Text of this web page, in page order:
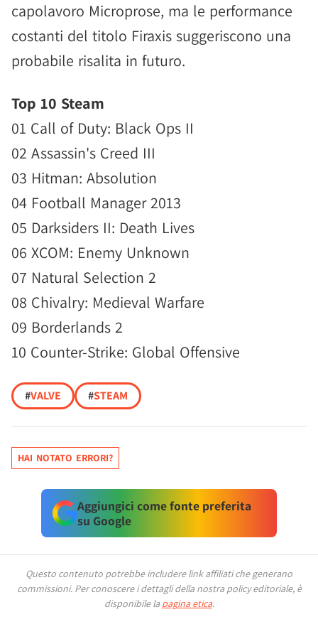
capolavoro Microprose, ma le performance
costanti del titolo Firaxis suggeriscono una
probabile risalita in futuro.
Top 10 Steam
01 Call of Duty: Black Ops II
02 Assassin's Creed III
03 Hitman: Absolution
04 Football Manager 2013
05 Darksiders II: Death Lives
06 XCOM: Enemy Unknown
07 Natural Selection 2
08 Chivalry: Medieval Warfare
09 Borderlands 2
10 Counter-Strike: Global Offensive
#VALVE #STEAM
HAI NOTATO ERRORI?
Aggiungici come fonte preferita
su Google
Questo contenuto potrebbe includere link affiliati che generano
commissioni. Per conoscere i dettagli della nostra policy editoriale, è
disponibile la pagina etica.